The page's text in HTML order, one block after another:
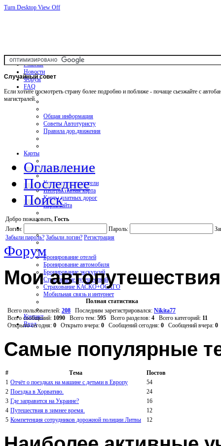
Turn Desktop View Off
Главная
Новости
Форум
FAQ
Общая информация
Советы Автотуристу
Правила дор.движения
Карты
Карты и путеводители
Интерактивная карта
Карты платных дорог
Карта сайта
Бронирование отелей
Бронирование автомобиля
Бронирование экскурсий
Страхование путешествий
Страхование КАСКО+ОСАГО
Мобильная связь и интернет
Контакт
Вход
Случайныйсовет
Если хотите посмотреть страну более подробно и поближе - почаще сьезжайте с
магистралей.
Оглавление
Последнее
Поиск
Добро пожаловать, Гость
Логин:
Пароль:
Забыли пароль? Забыли логин? Регистрация
Форум
Мои
Полная статистика
Всего пользователей: 208 Последним зарегистрировался: Nikita77
Всего сообщений: 1090 Всего тем: 595 Всего разделов: 4 Всего категорий: 11
Открыто сегодня: 0 Открыто вчера: 0 Сообщений сегодня: 0 Сообщений вчера: 0
Самые популярные
# Тема
Постов
1 Отчёт о поездках на машине с детьми в Европу
54
2 Поездка в Хорватию.
24
3 Где заправится на Украине?
16
4 Путешествия в зимнее время.
12
5 Компетенция сотрудников дорожной полиции Литвы 12